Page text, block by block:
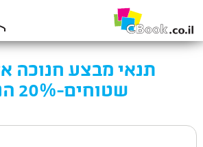
תנאי מבצע חנוכה
שטוחים-20% הנחה